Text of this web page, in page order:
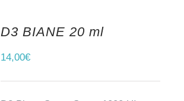
D3 BIANE 20 ml
14,00€